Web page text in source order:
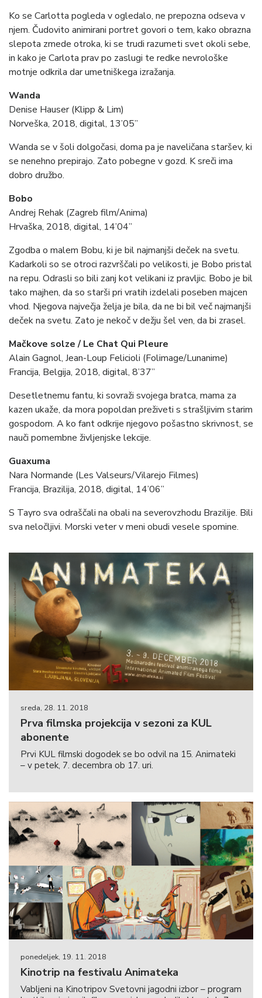
Ko se Carlotta pogleda v ogledalo, ne prepozna odseva v
njem. Čudovito animirani portret govori o tem, kako obrazna
slepota zmede otroka, ki se trudi razumeti svet okoli sebe,
in kako je Carlota prav po zaslugi te redke nevrološke
motnje odkrila dar umetniškega izražanja.
Wanda
Denise Hauser (Klipp & Lim)
Norveška, 2018, digital, 13’05”
Wanda se v šoli dolgočasi, doma pa je naveličana staršev, ki
se nenehno prepirajo. Zato pobegne v gozd. K sreči ima
dobro družbo.
Bobo
Andrej Rehak (Zagreb film/Anima)
Hrvaška, 2018, digital, 14’04”
Zgodba o malem Bobu, ki je bil najmanjši deček na svetu.
Kadarkoli so se otroci razvrščali po velikosti, je Bobo pristal
na repu. Odrasli so bili zanj kot velikani iz pravljic. Bobo je bil
tako majhen, da so starši pri vratih izdelali poseben majcen
vhod. Njegova največja želja je bila, da ne bi bil več najmanjši
deček na svetu. Zato je nekoč v dežju šel ven, da bi zrasel.
Mačkove solze / Le Chat Qui Pleure
Alain Gagnol, Jean-Loup Felicioli (Folimage/Lunanime)
Francija, Belgija, 2018, digital, 8’37”
Desetletnemu fantu, ki sovraži svojega bratca, mama za
kazen ukaže, da mora popoldan preživeti s strašljivim starim
gospodom. A ko fant odkrije njegovo pošastno skrivnost, se
nauči pomembne življenjske lekcije.
Guaxuma
Nara Normande (Les Valseurs/Vilarejo Filmes)
Francija, Brazilija, 2018, digital, 14’06”
S Tayro sva odraščali na obali na severovzhodu Brazilije. Bili
sva neločljivi. Morski veter v meni obudi vesele spomine.
sreda, 28. 11. 2018
Prva filmska projekcija v sezoni za KUL
abonente
Prvi KUL filmski dogodek se bo odvil na 15. Animateki
– v petek, 7. decembra ob 17. uri.
ponedeljek, 19. 11. 2018
Kinotrip na festivalu Animateka
Vabljeni na Kinotripov Svetovni jagodni izbor – program